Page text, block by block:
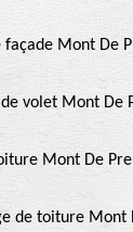
Mont De
volet Mont De
Mont De
de toiture Mont